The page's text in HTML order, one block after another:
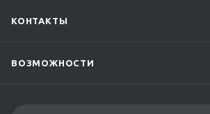
КОНТАКТЫ
ВОЗМОЖНОСТИ